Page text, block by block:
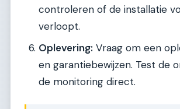
controleren of de installatie
verloopt.
Oplevering: Vraag om een
en garantiebewijzen. Test de
de monitoring direct.